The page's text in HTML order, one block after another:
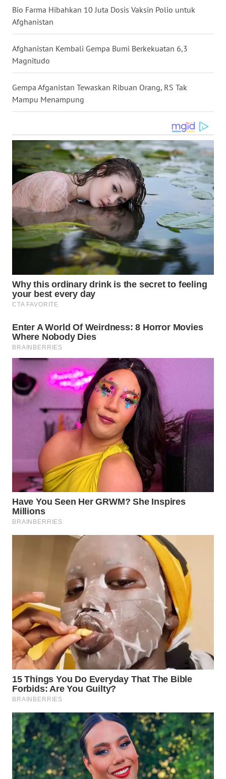
Bio Farma Hibahkan 10 Juta Dosis Vaksin Polio untuk
Afghanistan
Afghanistan Kembali Gempa Bumi Berkekuatan 6,3
Magnitudo
Gempa Afganistan Tewaskan Ribuan Orang, RS Tak
Mampu Menampung
WN
NUSANTARA
WN
JOGJA
WN
JATIM
BALI
WN
KALBAR
WN
KALTENG
WN
KALTARA
WN
KALSEL
WN
SULSEL
WN
GORONTALO
WN
MALUKU
WN
MALUT
WN
TOBA
WN
NIAS
WN
LANGKAT
WN
SELATAN
WN
TANJUNG
LESUNG